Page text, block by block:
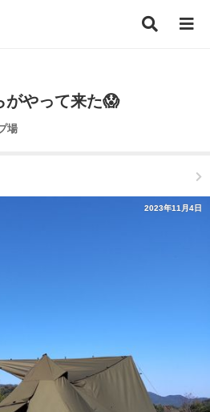
がやって来た😱
場
2023年11月4日